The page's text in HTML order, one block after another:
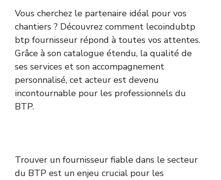
Vous cherchez le partenaire idéal pour vos
chantiers ? Découvrez comment lecoindubtp
btp fournisseur répond à toutes vos attentes.
Grâce à son catalogue étendu, la qualité de
ses services et son accompagnement
personnalisé, cet acteur est devenu
incontournable pour les professionnels du
BTP.
Trouver un fournisseur fiable dans le secteur
du BTP est un enjeu crucial pour les